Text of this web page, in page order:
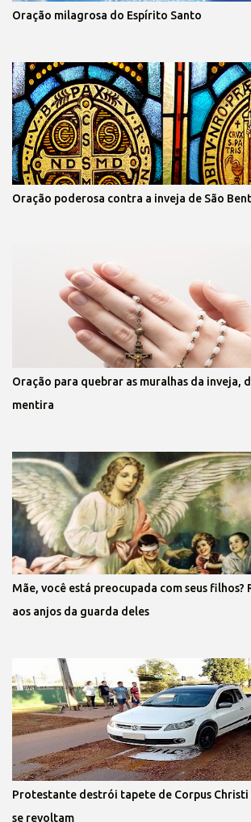
Oração milagrosa do Espírito Santo
Oração poderosa contra a inveja de São
Oração para quebrar as muralhas da inveja,
mentira
Mãe, você está preocupada com seus filhos?
aos anjos da guarda deles
Protestante destrói tapete de Corpus
se revoltam